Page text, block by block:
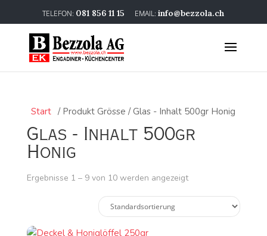
081 856 11 15 info@bezzola.ch
Start / Produkt Grösse / Glas - Inhalt 500gr Honig
Glas - Inhalt 500gr
Honig
Ergebnisse 1 – 9 von 10 werden angezeigt